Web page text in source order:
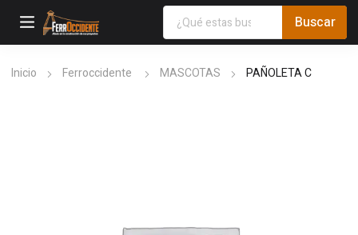
Inicio Ferroccidente MASCOTAS PAÑOLETA C